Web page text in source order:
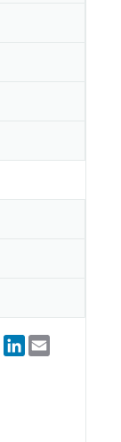
TwitterLinkedIn